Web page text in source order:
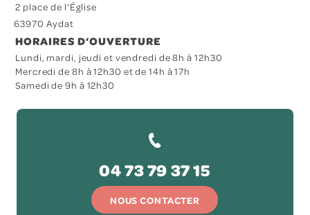
2 place de l’Église
63970 Aydat
HORAIRES D‘OUVERTURE
Lundi, mardi, jeudi et vendredi de 8h à 12h30
Mercredi de 8h à 12h30 et de 14h à 17h
Samedi de 9h à 12h30
04 73 79 37 15
NOUS CONTACTER